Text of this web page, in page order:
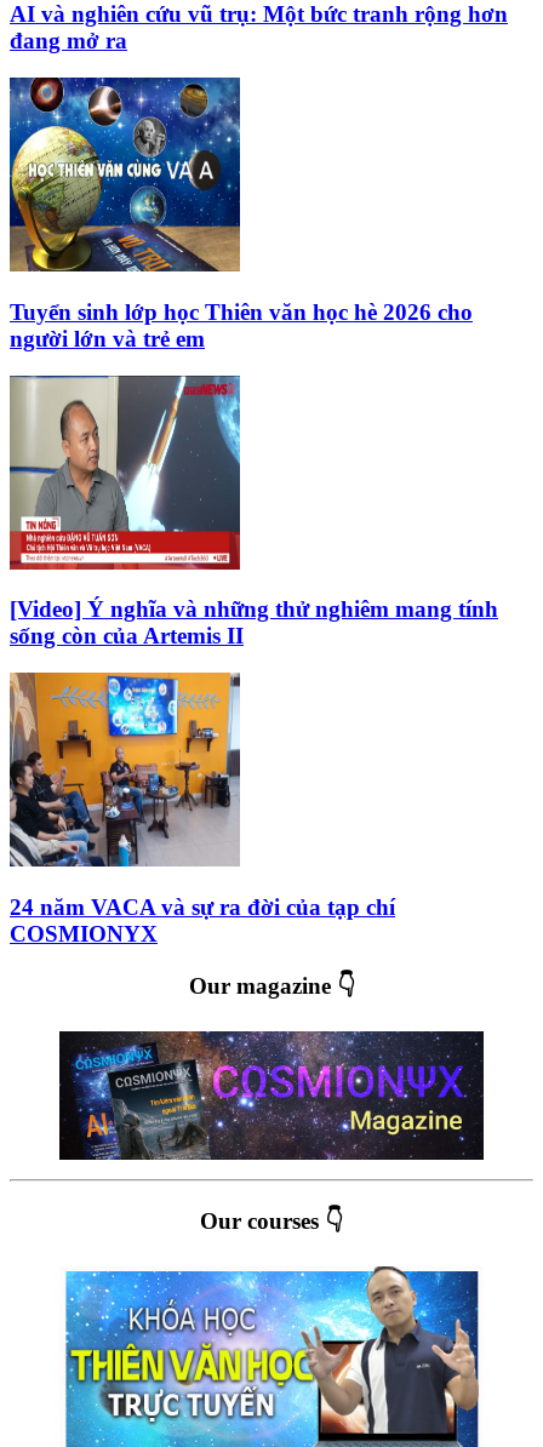
AI và nghiên cứu vũ trụ: Một bức tranh rộng hơn
đang mở ra
Tuyển sinh lớp học Thiên văn học hè 2026 cho
người lớn và trẻ em
[Video] Ý nghĩa và những thử nghiêm mang tính
sống còn của Artemis II
24 năm VACA và sự ra đời của tạp chí
COSMIONYX
Our magazine 👇
Our courses 👇